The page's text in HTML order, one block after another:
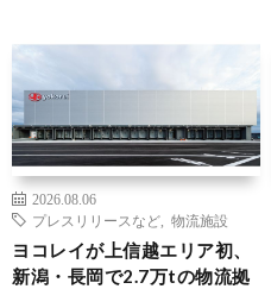
2026.08.06
プレスリリースなど
物流施設
ヨコレイが上信越エリア初、
新潟・長岡で2.7万tの物流拠